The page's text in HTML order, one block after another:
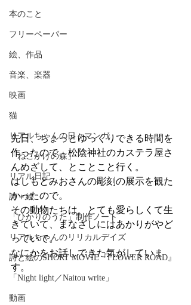
本のこと
フリーペーパー
絵、作品
音楽、楽器
映画
猫
リアルちゃんの日々マンガ
「ねこかげの森」
リアル日記
詩＋絵
「ひかりのうた」制作ノート
リアルちゃんのリリカルデイズ
詩と絵のSHORT MOVIE『FLOWER ROAD』
「Night light／Naitou write」
動画
先日、ちょっとゆっくりできる時間を
作ったので、松陰神社のカステラ屋さ
んめざして、とことこと行く。
はしもとみおさんの彫刻の展示を観た
かったので。
その動物たちは、とても愛らしくて生
きていて、まなざしにはあかりがやど
っていて。
なにかをお話しできた気がしていま
す。